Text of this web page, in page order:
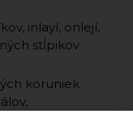
inlayí, onlejí,
stĺpikov
koruniek